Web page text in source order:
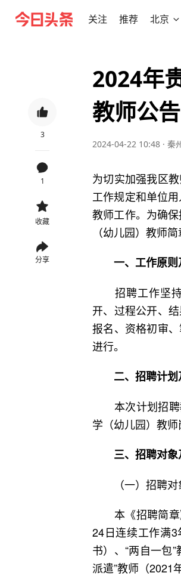
关注 推荐 北京
3
1
收藏
分享
2024年
教师公
2024-04-22 10:48 · 秦
为切实加强我区
工作规定和单位
教师工作。为确
（幼儿园）教师
一、工作原
招聘工作坚持“
开、过程公开、
报名、资格初审
进行。
二、招聘计
本次计划招聘
学（幼儿园）教
三、招聘对
（一）招聘对
本《招聘简章
24日连续工作满3
书）、“两自一包
派遣”教师（2021